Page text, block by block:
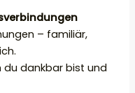
– familiär,
du dankbar bist und